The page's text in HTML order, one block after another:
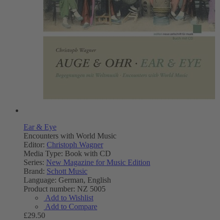
Ear & Eye
Encounters with World Music
Editor: Christoph Wagner
Media Type: Book with CD
Series: New Magazine for Music Edition
Brand: Schott Music
Language: German, English
Product number: NZ 5005
Add to Wishlist
Add to Compare
£29.50